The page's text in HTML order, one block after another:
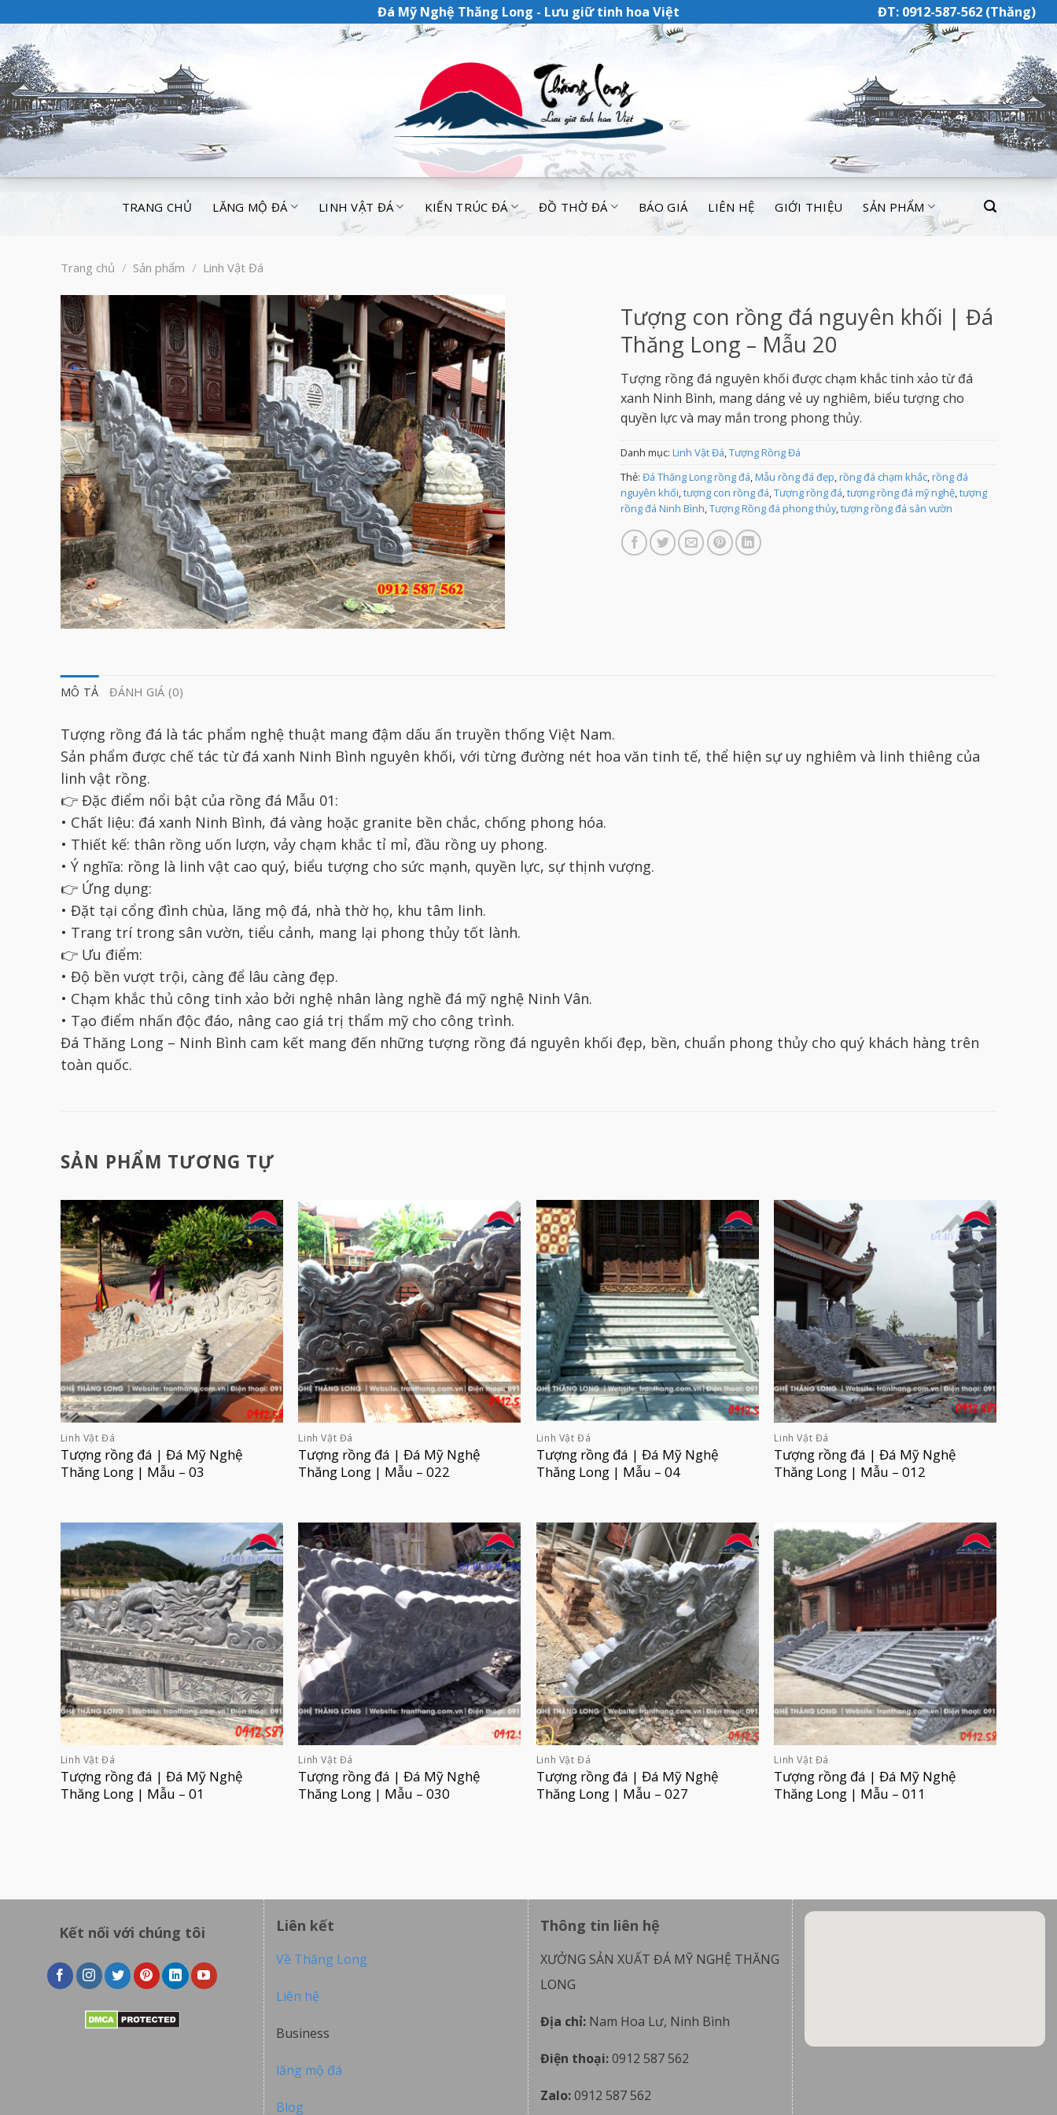
Đá Mỹ Nghệ Thăng Long - Lưu giữ tinh hoa Việt ĐT: 0912-587-562 (Thăng)
TRANG CHỦ LĂNG MỘ ĐÁ LINH VẬT ĐÁ KIẾN TRÚC ĐÁ ĐỒ THỜ ĐÁ BÁO GIÁ LIÊN HỆ GIỚI THIỆU SẢN PHẨM
Trang chủ / Sản phẩm / Linh Vật Đá
Tượng con rồng đá nguyên khối | Đá
Thăng Long – Mẫu 20
Tượng rồng đá nguyên khối được chạm khắc tinh xảo từ đá
xanh Ninh Bình, mang dáng vẻ uy nghiêm, biểu tượng cho
quyền lực và may mắn trong phong thủy.
Danh mục: Linh Vật Đá Tượng Rồng Đá
Thẻ: Đá Thăng Long rồng đá Mẫu rồng đá đẹp rồng đá chạm khắc, rồng đá
nguyên khối tượng con rồng đá Tượng rồng đá tượng rồng đá mỹ nghệ, tượng
rồng đá Ninh Bình Tượng Rồng đá phong thủy, tượng rồng đá sân vườn
MÔ TẢ ĐÁNH GIÁ (0)
Tượng rồng đá là tác phẩm nghệ thuật mang đậm dấu ấn truyền thống Việt Nam.
Sản phẩm được chế tác từ đá xanh Ninh Bình nguyên khối, với từng đường nét hoa văn tinh tế, thể hiện sự uy nghiêm và linh thiêng của
linh vật rồng.
👉 Đặc điểm nổi bật của rồng đá Mẫu 01:
• Chất liệu: đá xanh Ninh Bình, đá vàng hoặc granite bền chắc, chống phong hóa.
• Thiết kế: thân rồng uốn lượn, vảy chạm khắc tỉ mỉ, đầu rồng uy phong.
• Ý nghĩa: rồng là linh vật cao quý, biểu tượng cho sức mạnh, quyền lực, sự thịnh vượng.
👉 Ứng dụng:
• Đặt tại cổng đình chùa, lăng mộ đá, nhà thờ họ, khu tâm linh.
• Trang trí trong sân vườn, tiểu cảnh, mang lại phong thủy tốt lành.
👉 Ưu điểm:
• Độ bền vượt trội, càng để lâu càng đẹp.
• Chạm khắc thủ công tinh xảo bởi nghệ nhân làng nghề đá mỹ nghệ Ninh Vân.
• Tạo điểm nhấn độc đáo, nâng cao giá trị thẩm mỹ cho công trình.
Đá Thăng Long – Ninh Bình cam kết mang đến những tượng rồng đá nguyên khối đẹp, bền, chuẩn phong thủy cho quý khách hàng trên
toàn quốc.
SẢN PHẨM TƯƠNG TỰ
Linh Vật Đá
Tượng rồng đá | Đá Mỹ Nghệ
Thăng Long | Mẫu – 03
Linh Vật Đá
Tượng rồng đá | Đá Mỹ Nghệ
Thăng Long | Mẫu – 022
Linh Vật Đá
Tượng rồng đá | Đá Mỹ Nghệ
Thăng Long | Mẫu – 04
Linh Vật Đá
Tượng rồng đá | Đá Mỹ Nghệ
Thăng Long | Mẫu – 012
Linh Vật Đá
Tượng rồng đá | Đá Mỹ Nghệ
Thăng Long | Mẫu – 01
Linh Vật Đá
Tượng rồng đá | Đá Mỹ Nghệ
Thăng Long | Mẫu – 030
Linh Vật Đá
Tượng rồng đá | Đá Mỹ Nghệ
Thăng Long | Mẫu – 027
Linh Vật Đá
Tượng rồng đá | Đá Mỹ Nghệ
Thăng Long | Mẫu – 011
Kết nối với chúng tôi Liên kết
Về Thăng Long
Liên hệ
Business
lăng mộ đá
Blog
Thông tin liên hệ
XƯỞNG SẢN XUẤT ĐÁ MỸ NGHỆ THĂNG
LONG
Địa chỉ: Nam Hoa Lư, Ninh Bình
Điện thoại:0912 587 562
Zalo:0912 587 562